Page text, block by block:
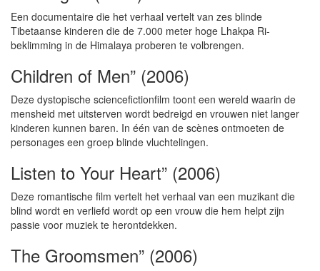
Een documentaire die het verhaal vertelt van zes blinde
Tibetaanse kinderen die de 7.000 meter hoge Lhakpa Ri-
beklimming in de Himalaya proberen te volbrengen.
Children of Men” (2006)
Deze dystopische sciencefictionfilm toont een wereld waarin de
mensheid met uitsterven wordt bedreigd en vrouwen niet langer
kinderen kunnen baren. In één van de scènes ontmoeten de
personages een groep blinde vluchtelingen.
Listen to Your Heart” (2006)
Deze romantische film vertelt het verhaal van een muzikant die
blind wordt en verliefd wordt op een vrouw die hem helpt zijn
passie voor muziek te herontdekken.
The Groomsmen” (2006)